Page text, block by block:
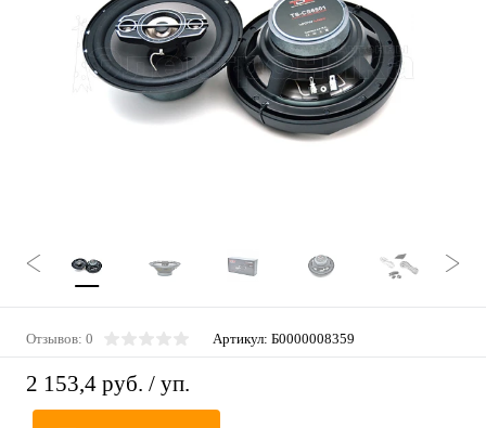
Отзывов: 0 Артикул: Б0000008359
2 153,4 руб. / уп.